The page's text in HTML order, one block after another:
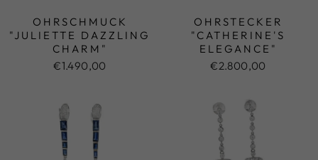
OHRSCHMUCK
"JULIETTE DAZZLING
CHARM"
€1.490,00
OHRSTECKER
"CATHERINE'S
ELEGANCE"
€2.800,00